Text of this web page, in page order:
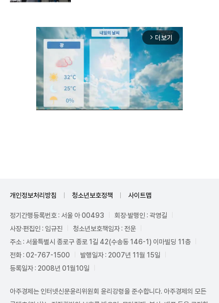
arrow_forward_ios 더보기
개인정보처리방침 청소년보호정책 사이트맵
정기간행등록번호 : 서울 아 00493
회장·발행인 : 곽영길
사장·편집인 : 임규진
청소년보호책임자 : 전운
주소 : 서울특별시 종로구 종로 1길 42(수송동 146-1) 이마빌딩 11층
전화 : 02-767-1500
발행일자 : 2007년 11월 15일
등록일자 : 2008년 01월10일
아주경제는 인터넷신문윤리위원회 윤리강령을 준수합니다. 아주경제의 모든